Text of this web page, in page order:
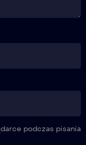
podczas pisania